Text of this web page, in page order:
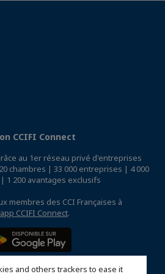
and others trackers to ease it
CCIFI Connect
au 1er réseau privé d'entreprises
chambres | 33 000 entreprises | 4 000
1 200 avantages exclusifs
membres des CCI Françaises à
CCIFI Connect.